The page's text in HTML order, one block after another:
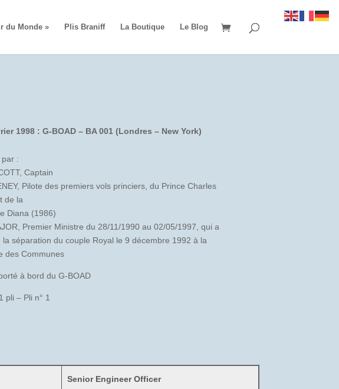
du Monde » Plis Braniff La Boutique Le Blog
1998 : G-BOAD – BA 001 (Londres – New York)
par :
Captain
Pilote des premiers vols princiers, du Prince Charles
de la
Diana (1986)
Premier Ministre du 28/11/1990 au 02/05/1997, qui a
la séparation du couple Royal le 9 décembre 1992 à la
des Communes
à bord du G-BOAD
pli – Pli n° 1
Senior Engineer Officer